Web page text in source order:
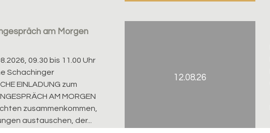
am Morgen
09.30 bis 11.00 Uhr
Schachinger
EINLADUNG zum
AM MORGEN
zusammenkommen,
austauschen, der...
12.08.26